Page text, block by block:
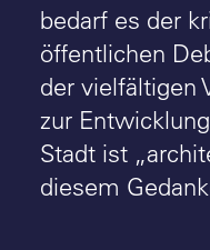
bedarf es der
öffentlichen
der vielfältigen
zur
Stadt ist
diesem